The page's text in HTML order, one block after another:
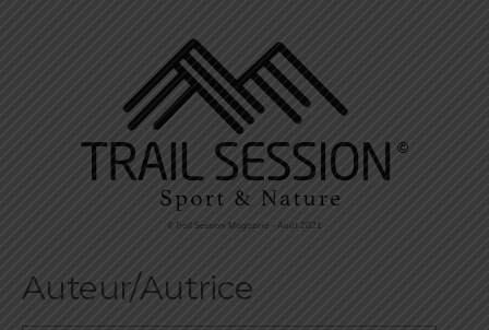
©Trail Session Magazine – Août 2021
Auteur/Autrice